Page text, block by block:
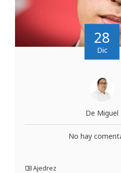
28
Dic
De Miguel
No hay
Ajedrez